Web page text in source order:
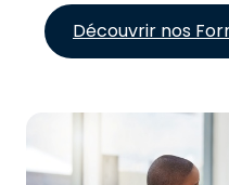
Découvrir nos